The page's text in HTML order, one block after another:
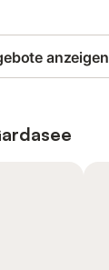
anzeigen